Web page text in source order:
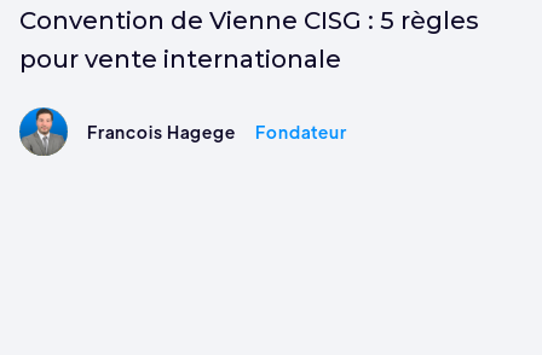
Convention de Vienne CISG : 5 règles
pour vente internationale
Francois Hagege Fondateur